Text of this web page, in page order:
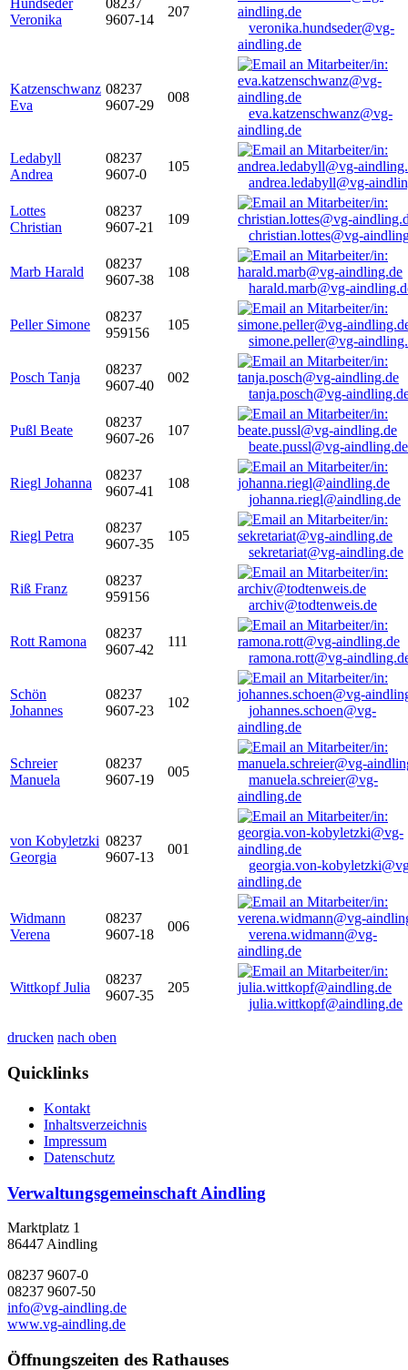
Hundseder
Veronika
08237
9607-14
207
veronika.hundseder@vg-
aindling.de
Katzenschwanz
Eva
08237
9607-29
008
eva.katzenschwanz@vg-
aindling.de
Ledabyll
Andrea
08237
9607-0
105
andrea.ledabyll@vg-
Lottes
Christian
08237
9607-21
109
christian.lottes@vg-
Marb Harald
08237
9607-38
108
harald.marb@vg-
Peller Simone
08237
959156
105
simone.peller@vg-
Posch Tanja
08237
9607-40
002
tanja.posch@vg-
Pußl Beate
08237
9607-26
107
beate.pussl@vg-aindling.de
Riegl Johanna
08237
9607-41
108
johanna.riegl@aindling.de
Riegl Petra
08237
9607-35
105
sekretariat@vg-aindling.de
Riß Franz
08237
959156
archiv@todtenweis.de
Rott Ramona
08237
9607-42
111
ramona.rott@vg-
Schön
Johannes
08237
9607-23
102
johannes.schoen@vg-
aindling.de
Schreier
Manuela
08237
9607-19
005
manuela.schreier@vg-
aindling.de
von Kobyletzki
Georgia
08237
9607-13
001
georgia.von-
aindling.de
Widmann
Verena
08237
9607-18
006
verena.widmann@vg-
aindling.de
Wittkopf Julia
08237
9607-35
205
julia.wittkopf@aindling.de
drucken nach oben
Quicklinks
Kontakt
Inhaltsverzeichnis
Impressum
Datenschutz
Verwaltungsgemeinschaft Aindling
Marktplatz 1
86447 Aindling
08237 9607-0
08237 9607-50
info@vg-aindling.de
www.vg-aindling.de
Öffnungszeiten des Rathauses